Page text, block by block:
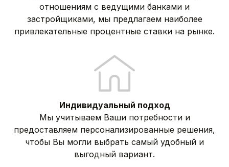
отношениям с ведущими банками и
застройщиками, мы предлагаем наиболее
привлекательные процентные ставки на рынке.
Индивидуальный подход
Мы учитываем Ваши потребности и
предоставляем персонализированные решения,
чтобы Вы могли выбрать самый удобный и
выгодный вариант.